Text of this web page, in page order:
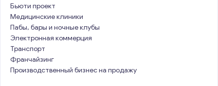
Бьюти проект
Медицинские клиники
Пабы, бары и ночные клубы
Электронная коммерция
Транспорт
Франчайзинг
Производственный бизнес на продажу